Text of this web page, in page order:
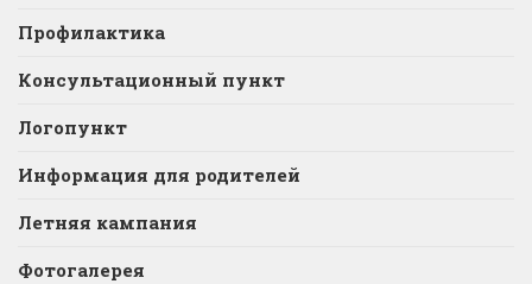
Профилактика
Консультационный пункт
Логопункт
Информация для родителей
Летняя кампания
Фотогалерея